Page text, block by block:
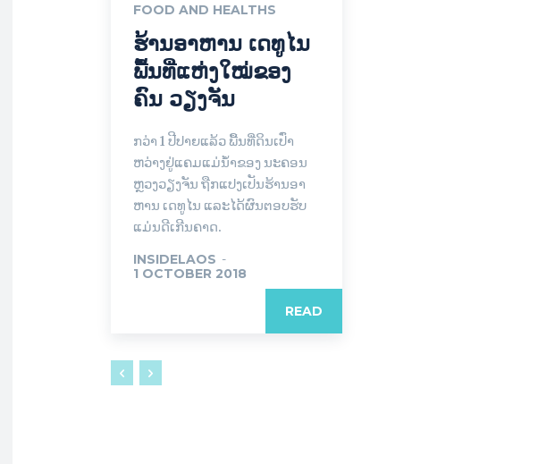
FOOD AND HEALTHS
ຮ້ານອາຫານ ເດທູໄນ
ພື້ນທີ່ແຫ່ງໃໝ່ຂອງ
ຄົນ ວຽງຈັນ
​ກວ່າ 1 ປີ​ປາຍ​ແລ້ວ ພື້ນ​ທີ່​ດິນ​ເປົ່າ​
ຫວ່າງຢູ່​ແຄມ​ແມ່​ນ້ຳ​ຂອງ ​ນະ​ຄອນ​
ຫຼວງວຽງຈັນ ຖືກແປງເປັນຮ້ານ​ອາ​
ຫານ​ ເດທູ​ໄນ ແລະ​​ໄດ້ຜົນ​ຕອບ​ຮັບ​​
ແມ່ນດີເກີນ​ຄາດ.
INSIDELAOS -
1 OCTOBER 2018
READ